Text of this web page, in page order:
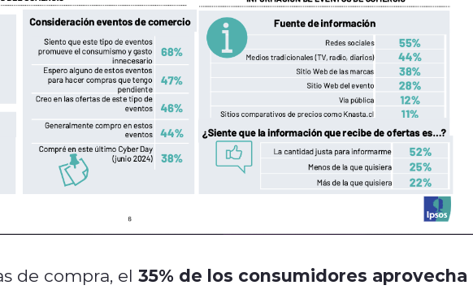
de compra, el 35% de los consumidores aprovecha